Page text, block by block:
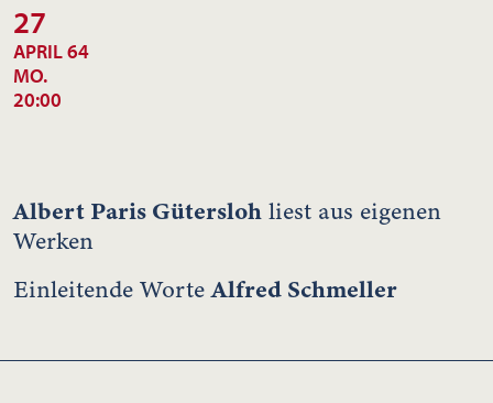
27
APRIL 64
MO.
20:00
Albert Paris Gütersloh liest aus eigenen
Werken
Einleitende WorteAlfred Schmeller